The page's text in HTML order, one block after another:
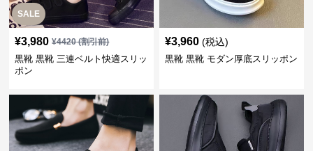
SALE
¥3,980 ¥4420(割引前)
黒靴 黒靴 三連ベルト快適スリッ
ポン
¥3,960 (税込)
黒靴 黒靴 モダン厚底スリッポン